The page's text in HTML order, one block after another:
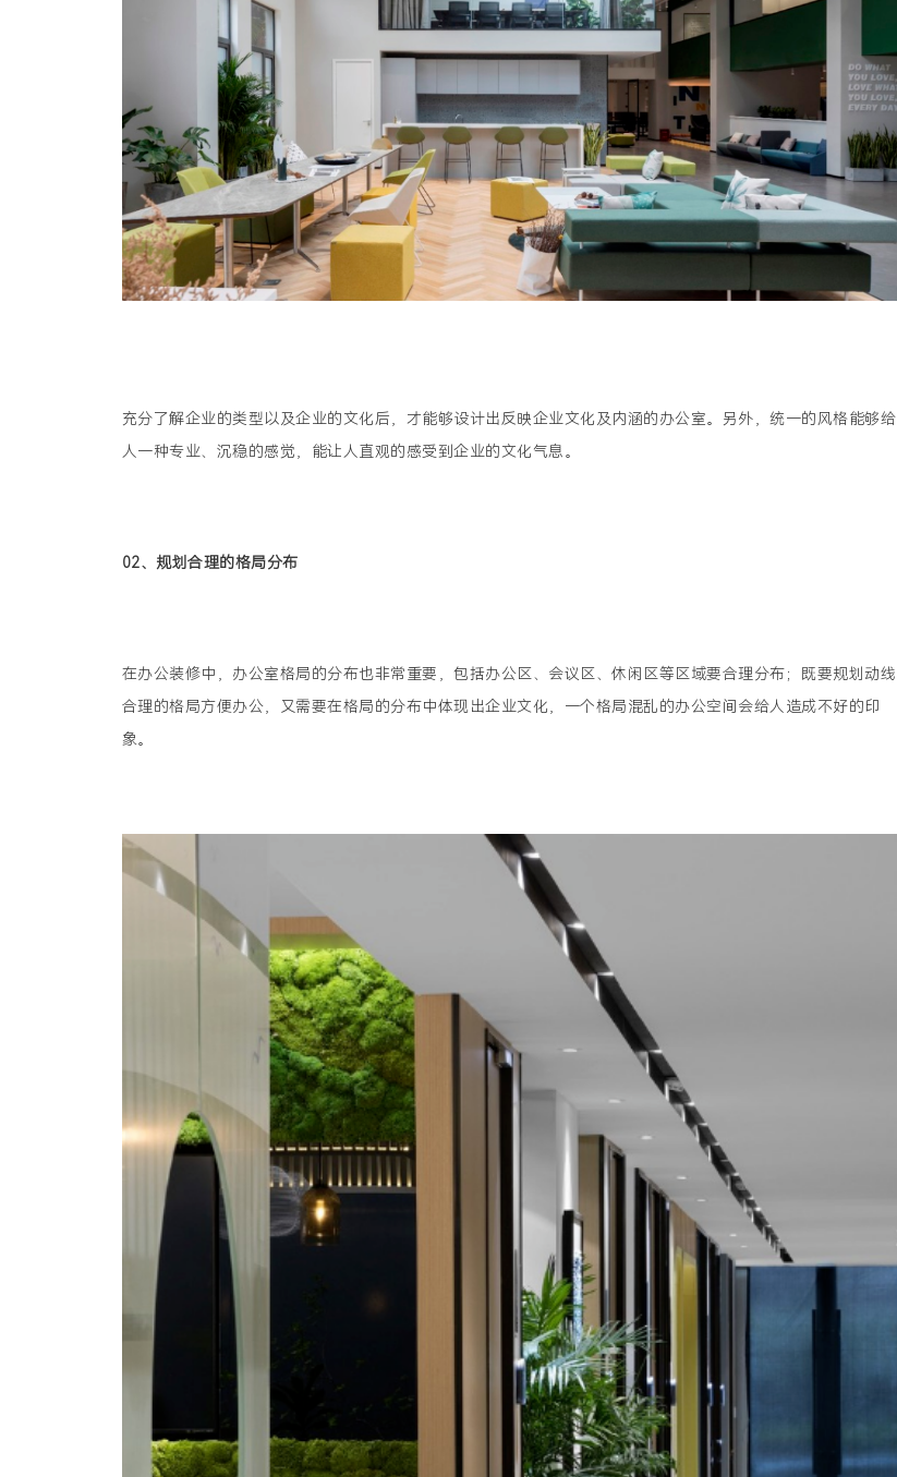
充分了解企业的类型以及企业的文化后，才能够设计出反映企业文化及内涵的办公室。另外，统一的风格能够给
人一种专业、沉稳的感觉，能让人直观的感受到企业的文化气息。
02、 规划合理的格局分布
在办公装修中，办公室格局的分布也非常重要，包括办公区、会议区、休闲区等区域要合理分布；既要规划动线
合理的格局方便办公，又需要在格局的分布中体现出企业文化，一个格局混乱的办公空间会给人造成不好的印
象。